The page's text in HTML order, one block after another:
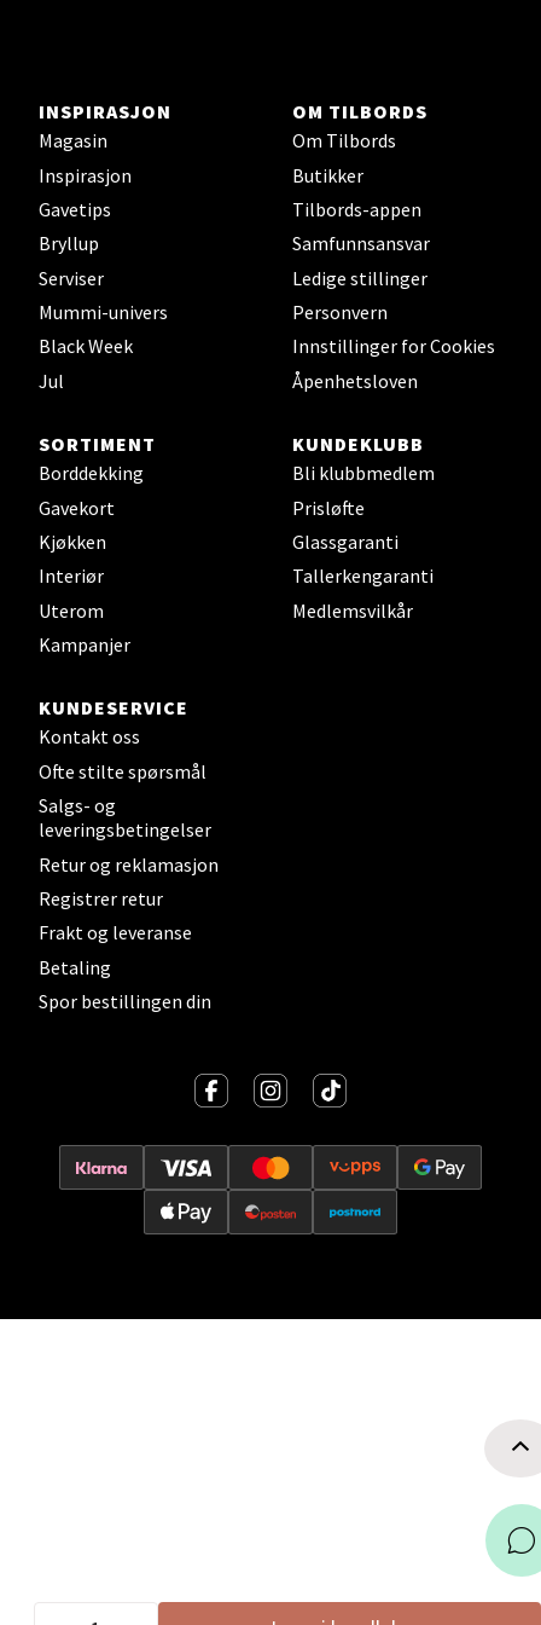
INSPIRASJON
Magasin
Inspirasjon
Gavetips
Bryllup
Serviser
Mummi-univers
Black Week
Jul
OM TILBORDS
Om Tilbords
Butikker
Tilbords-appen
Samfunnsansvar
Ledige stillinger
Personvern
Innstillinger for Cookies
Åpenhetsloven
SORTIMENT
Borddekking
Gavekort
Kjøkken
Interiør
Uterom
Kampanjer
KUNDEKLUBB
Bli klubbmedlem
Prisløfte
Glassgaranti
Tallerkengaranti
Medlemsvilkår
KUNDESERVICE
Kontakt oss
Ofte stilte spørsmål
Salgs- og
leveringsbetingelser
Retur og reklamasjon
Registrer retur
Frakt og leveranse
Betaling
Spor bestillingen din
Ski - Thon Senter Ski
Ski Storsenter, Jernbanesvingen 6, 1400 Ski
Åpent i dag 10-21
Strangata 26, 8400 Sortland
Åpent i dag 10-19
0 i butikk
Steinkjer - Thon Senter Steinkjer
Sjøfartsgata 2, 7714 Steinkjer
Åpent i dag 10-20
0 i butikk
Torgbakken 2, 5401 Stord
Åpent i dag 10-17